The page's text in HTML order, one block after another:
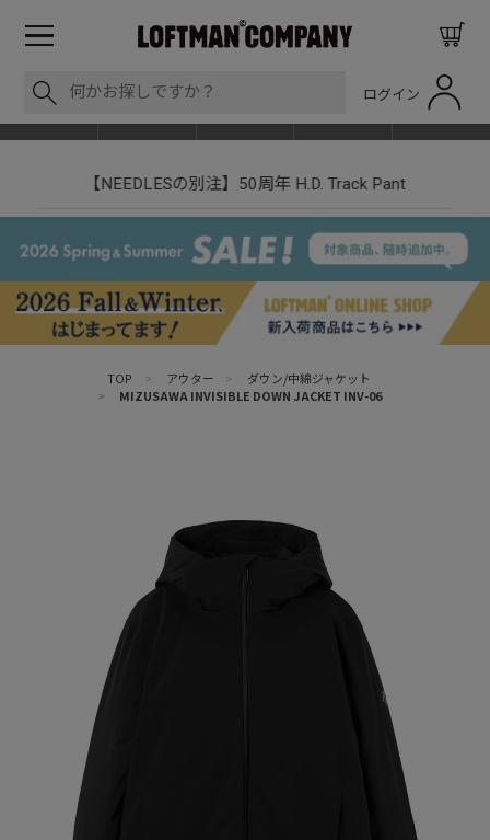
ログイン
【NEEDLESの別注】50周年 H.D. Track Pant
TOP > アウター >
ダウン/中綿ジャケット
>
MIZUSAWA INVISIBLE DOWN JACKET INV-06